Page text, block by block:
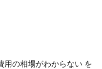
用の相場がわからない を